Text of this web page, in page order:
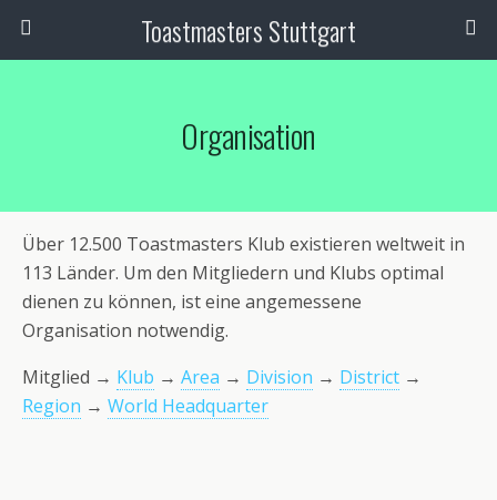
Toastmasters Stuttgart
Organisation
Über 12.500 Toastmasters Klub existieren weltweit in
113 Länder. Um den Mitgliedern und Klubs optimal
dienen zu können, ist eine angemessene
Organisation notwendig.
Mitglied → Klub → Area → Division → District →
Region → World Headquarter